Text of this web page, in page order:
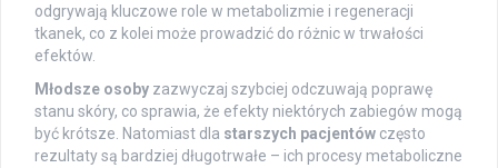
odgrywają kluczowe role w metabolizmie i regeneracji
tkanek, co z kolei może prowadzić do różnic w trwałości
efektów.
Młodsze osoby zazwyczaj szybciej odczuwają poprawę
stanu skóry, co sprawia, że efekty niektórych zabiegów mogą
być krótsze. Natomiast dla starszych pacjentów często
rezultaty są bardziej długotrwałe – ich procesy metaboliczne